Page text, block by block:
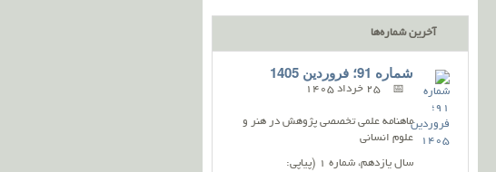
آخرین شماره‌ها
شماره 91؛ فروردین 1405
25 خرداد 1405
ماهنامه علمی تخصصی پژوهش در هنر و
علوم انسانی
سال یازدهم، شماره 1 (پیاپی: